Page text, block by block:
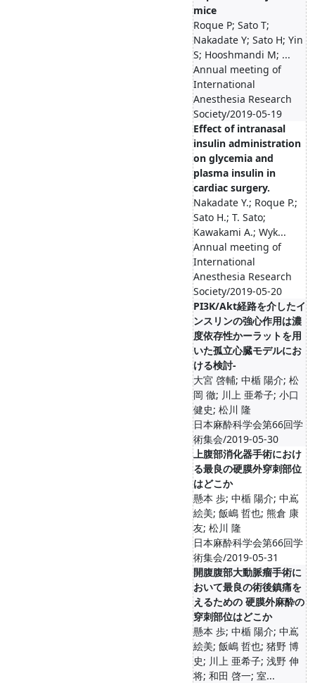
mice
Roque P; Sato T;
Nakadate Y; Sato H; Yin
S; Hooshmandi M; ...
Annual meeting of
International
Anesthesia Research
Society/2019-05-19
Effect of intranasal
insulin administration
on glycemia and
plasma insulin in
cardiac surgery.
Nakadate Y.; Roque P.;
Sato H.; T. Sato;
Kawakami A.; Wyk...
Annual meeting of
International
Anesthesia Research
Society/2019-05-20
PI3K/Akt経路を介したイ
ンスリンの強心作用は濃
度依存性かーラットを用
いた孤立心臓モデルにお
ける検討-
大宮 啓輔; 中楯 陽介; 松
岡 徹; 川上 亜希子; 小口
健史; 松川 隆
日本麻酔科学会第66回学
術集会/2019-05-30
上腹部消化器手術におけ
る最良の硬膜外穿刺部位
はどこか
懸本 歩; 中楯 陽介; 中嶌
絵美; 飯嶋 哲也; 熊倉 康
友; 松川 隆
日本麻酔科学会第66回学
術集会/2019-05-31
開腹腹部大動脈瘤手術に
おいて最良の術後鎮痛を
えるための 硬膜外麻酔の
穿刺部位はどこか
懸本 歩; 中楯 陽介; 中嶌
絵美; 飯嶋 哲也; 猪野 博
史; 川上 亜希子; 浅野 伸
将; 和田 啓一; 室...